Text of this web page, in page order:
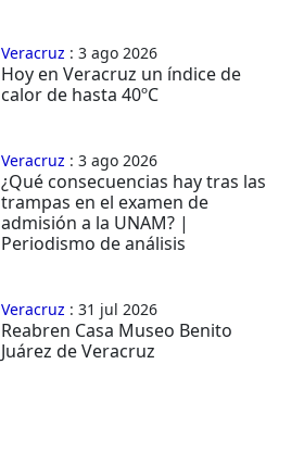
Veracruz : 3 ago 2026
Hoy en Veracruz un índice de
calor de hasta 40ºC
Veracruz : 3 ago 2026
¿Qué consecuencias hay tras las
trampas en el examen de
admisión a la UNAM? |
Periodismo de análisis
Veracruz : 31 jul 2026
Reabren Casa Museo Benito
Juárez de Veracruz